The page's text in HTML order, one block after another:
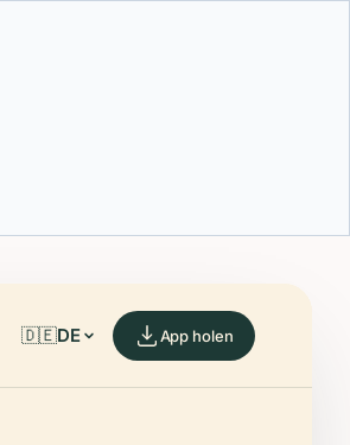
🇩🇪DE App holen